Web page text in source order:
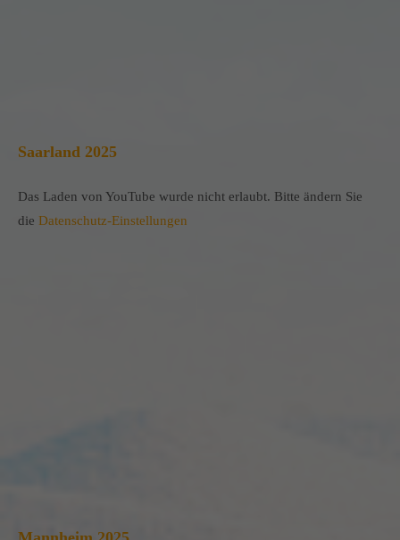
Saarland 2025
Das Laden von YouTube wurde nicht erlaubt. Bitte ändern Sie
die Datenschutz-Einstellungen